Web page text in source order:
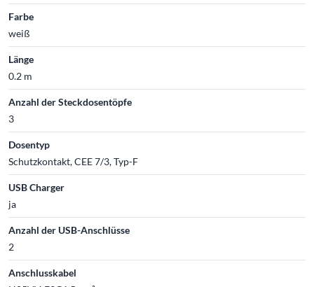
Farbe
weiß
Länge
0.2 m
Anzahl der Steckdosentöpfe
3
Dosentyp
Schutzkontakt, CEE 7/3, Typ-F
USB Charger
ja
Anzahl der USB-Anschlüsse
2
Anschlusskabel